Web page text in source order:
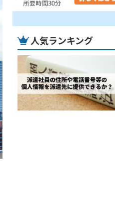
人気ランキング